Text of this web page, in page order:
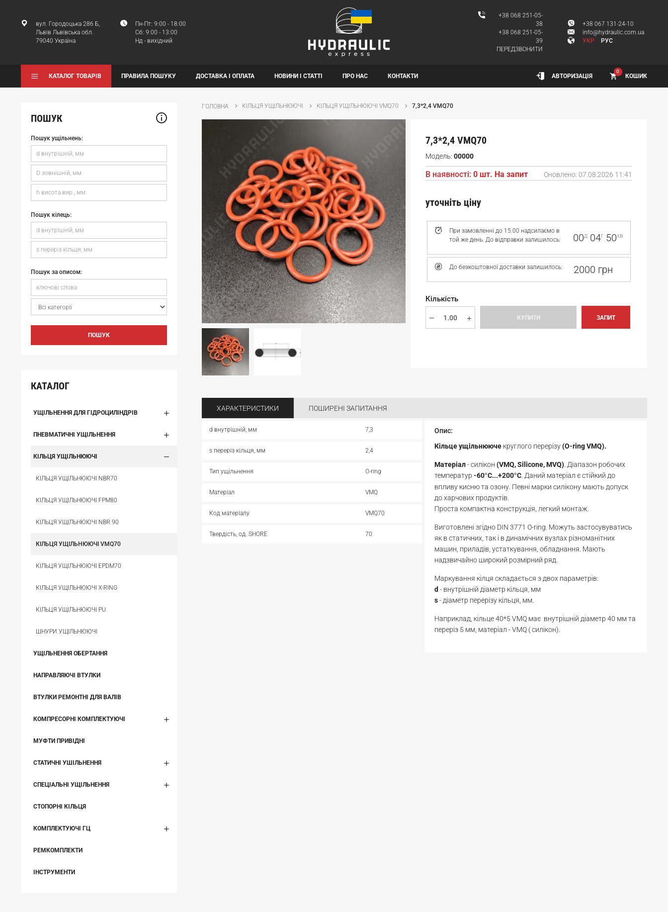
вул. Городоцька 286 Б,
Львів Львівська обл.
79040 Україна
Пн-Пт: 9:00 - 18:00
Сб: 9:00 - 13:00
Нд - вихідний
+38 068 251-05-
38
+38 068 251-05-
39
ПЕРЕДЗВОНИТИ
+38 067 131-24-10
info@hydraulic.com.ua
УКР
РУС
КАТАЛОГ ТОВАРІВ ПРАВИЛА ПОШУКУ ДОСТАВКА І ОПЛАТА НОВИНИ І СТАТТІ ПРО НАС КОНТАКТИ АВТОРИЗАЦІЯ КОШИК
0
ПОШУК
Пошук ущільнень:
Пошук кілець:
Пошук за описом:
ПОШУК
КАТАЛОГ
УЩІЛЬНЕННЯ ДЛЯ ГІДРОЦИЛІНДРІВ
ПНЕВМАТИЧНІ УЩІЛЬНЕННЯ
КІЛЬЦЯ УЩІЛЬНЮЮЧІ
КІЛЬЦЯ УЩІЛЬНЮЮЧІ NBR70
КІЛЬЦЯ УЩІЛЬНЮЮЧІ FPM80
КІЛЬЦЯ УЩІЛЬНЮЮЧІ NBR 90
КІЛЬЦЯ УЩІЛЬНЮЮЧІ VMQ70
КІЛЬЦЯ УЩІЛЬНЮЮЧІ EPDM70
КІЛЬЦЯ УЩІЛЬНЮЮЧІ X-RING
КІЛЬЦЯ УЩІЛЬНЮЮЧІ PU
ШНУРИ УЩІЛЬНЮЮЧІ
УЩІЛЬНЕННЯ ОБЕРТАННЯ
НАПРАВЛЯЮЧІ ВТУЛКИ
ВТУЛКИ РЕМОНТНІ ДЛЯ ВАЛІВ
КОМПРЕСОРНІ КОМПЛЕКТУЮЧІ
МУФТИ ПРИВІДНІ
СТАТИЧНІ УШІЛЬНЕННЯ
СПЕЦІАЛЬНІ УЩІЛЬНЕННЯ
СТОПОРНІ КІЛЬЦЯ
КОМПЛЕКТУЮЧІ ГЦ
РЕМКОМПЛЕКТИ
ІНСТРУМЕНТИ
ГОЛОВНА КІЛЬЦЯ УЩІЛЬНЮЮЧІ КІЛЬЦЯ УЩІЛЬНЮЮЧІ VMQ70 7,3*2,4 VMQ70
7,3*2,4 VMQ70
Модель: 00000
В наявності: 0 шт. На запит Оновлено: 07.08.2026 11:41
При замовленні до 15:00 надсилаємо в
той же день. До відправки залишилось:
00д 04г 50хв
До безкоштовної доставки залишилось: 2000 грн
уточніть ціну
Кількість
КУПИТИ ЗАПИТ
ХАРАКТЕРИСТИКИ ПОШИРЕНІ ЗАПИТАННЯ
d внутрішній, мм 7,3
s переріз кільця, мм 2,4
Тип ущільнення O-ring
Матеріал VMQ
Код матеріалу VMQ70
Твердість, од. SHORE 70
Опис:
Кільцеущільнююче круглого перерізу(O-ring VMQ).
Матеріал- силікон (VMQ, Silicone, MVQ) . Діапазон робочих
температур -60°С...+200°С . Даний матеріал є стійкий до
впливу кисню та озону. Певні марки силікону мають допуск
до харчових продуктів.
Проста компактна конструкція, легкий монтаж.
Виготовлені згідно DIN 3771 O-ring. Можуть застосувуватись
як в статичних, так і в динамічних вузлах різноманітних
машин, приладів, устаткування, обладнання. Мають
надзвичайно широкий розмірний ряд.
Маркування кілця складається з двох параметрів:
d - внутрішній діаметр кільця, мм
s- діаметр перерізу кільця, мм.
Наприклад, кільце 40*5 VMQ має внутрішній діаметр 40 мм та
переріз 5 мм, матеріал - VMQ ( силікон).